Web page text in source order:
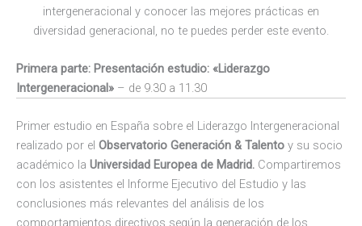
intergeneracional y conocer las mejores prácticas en
diversidad generacional, no te puedes perder este evento.
Primera parte: Presentación estudio: «Liderazgo
Intergeneracional» – de 9.30 a 11.30
Primer estudio en España sobre el Liderazgo Intergeneracional
realizado por el Observatorio Generación & Talento y su socio
académico la Universidad Europea de Madrid. Compartiremos
con los asistentes el Informe Ejecutivo del Estudio y las
conclusiones más relevantes del análisis de los
comportamientos directivos según la generación de los